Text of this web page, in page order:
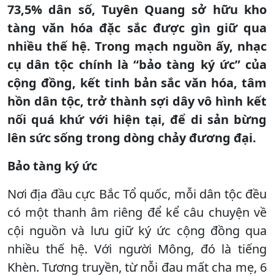
73,5% dân số, Tuyên Quang sở hữu kho
tàng văn hóa đặc sắc được gìn giữ qua
nhiều thế hệ. Trong mạch nguồn ấy, nhạc
cụ dân tộc chính là “bảo tàng ký ức” của
cộng đồng, kết tinh bản sắc văn hóa, tâm
hồn dân tộc, trở thành sợi dây vô hình kết
nối quá khứ với hiện tại, để di sản bừng
lên sức sống trong dòng chảy đương đại.
Bảo tàng ký ức
Nơi địa đầu cực Bắc Tổ quốc, mỗi dân tộc đều
có một thanh âm riêng để kể câu chuyện về
cội nguồn và lưu giữ ký ức cộng đồng qua
nhiều thế hệ. Với người Mông, đó là tiếng
Khèn. Tương truyền, từ nỗi đau mất cha mẹ, 6